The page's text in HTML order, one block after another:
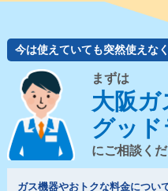
今は使えていても突然使えな
まずは
大阪ガ
グッ
にご相談くだ
ガス機器やおトクな料金につい